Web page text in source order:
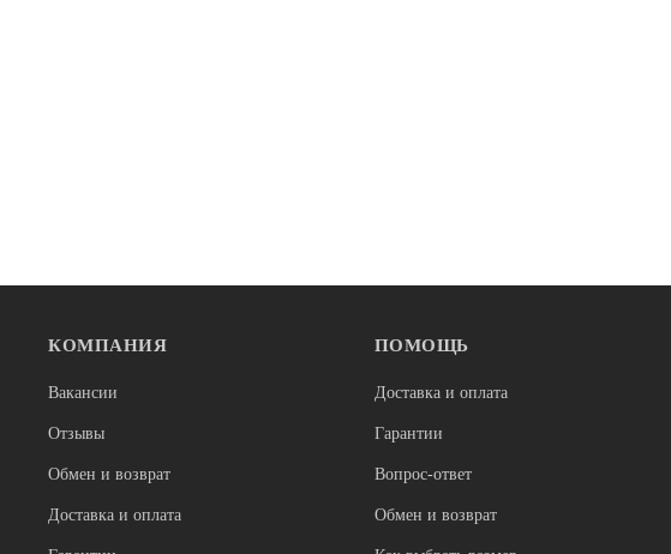
Нет в наличии
Велосипед TechTeam ROUT 20x20,4" park
багряный
35 000
Нет в наличии
26 900
КОМПАНИЯ
Вакансии
Отзывы
Обмен и возврат
Доставка и оплата
ПОМОЩЬ
Доставка и оплата
Гарантии
Вопрос-ответ
Обмен и возврат